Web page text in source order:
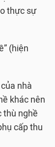
thực sự
(hiện
nhà
khác nên
thù nghề
cấp thu